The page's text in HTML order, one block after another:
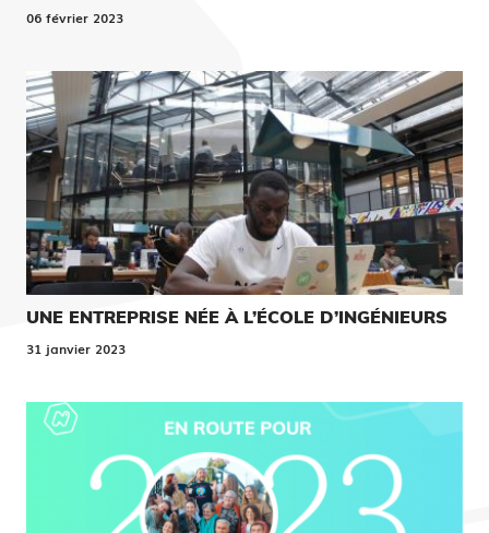
06 février 2023
UNE ENTREPRISE NÉE À L’ÉCOLE D’INGÉNIEURS
31 janvier 2023